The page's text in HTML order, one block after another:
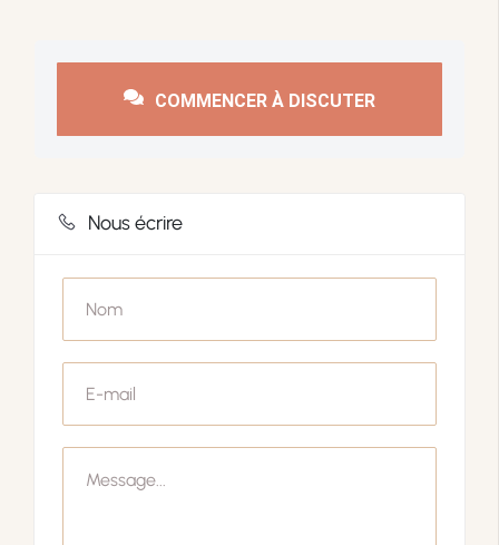
COMMENCER À DISCUTER
Nous écrire